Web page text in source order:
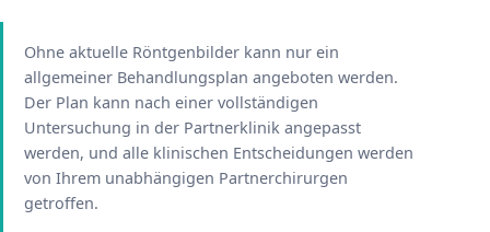
Ohne aktuelle Röntgenbilder kann nur ein
allgemeiner Behandlungsplan angeboten werden.
Der Plan kann nach einer vollständigen
Untersuchung in der Partnerklinik angepasst
werden, und alle klinischen Entscheidungen werden
von Ihrem unabhängigen Partnerchirurgen
getroffen.